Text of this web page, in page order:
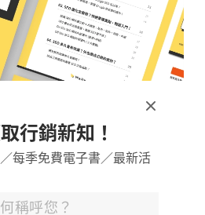
行銷新知！
每季免費電子書／最新活
連結（EXternal Link），外
結 」與「站外連結 」，前者
，而後者則做為網站內容的
引擎爬行，對於網站的發展
來 SEO 外部連結已經是許
一。